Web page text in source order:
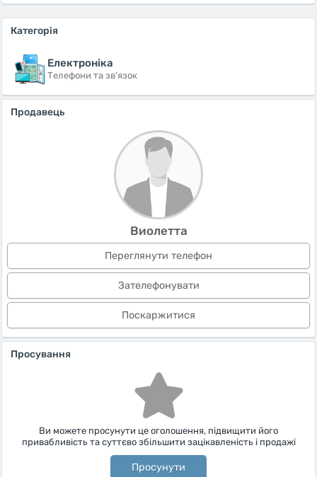
Категорія
Електроніка
Телефони та зв'язок
Продавець
Виолетта
Переглянути телефон
Зателефонувати
Поскаржитися
Просування
Ви можете просунути це оголошення, підвищити його
привабливість та суттєво збільшити зацікавленість і продажі
Просунути